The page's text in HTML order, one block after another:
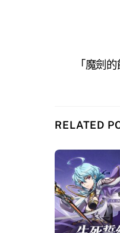
「魔劍
RELATED